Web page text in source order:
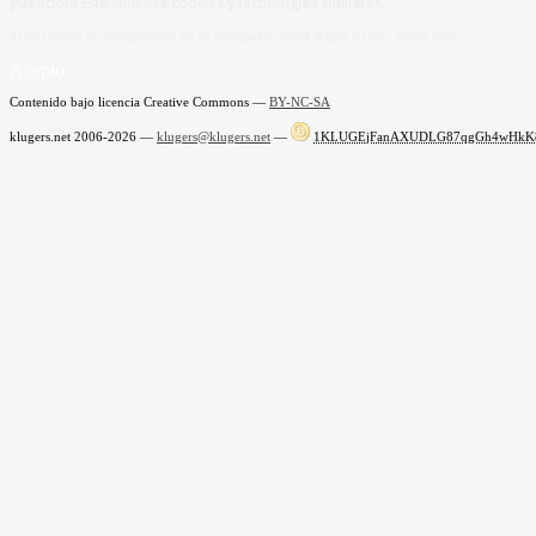
Contenido bajo licencia Creative Commons — BY-NC-SA
klugers.net 2006-2026 — klugers@klugers.net —